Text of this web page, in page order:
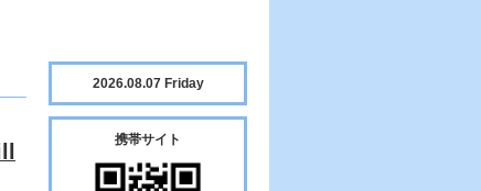
2026.08.07 Friday
携帯サイト